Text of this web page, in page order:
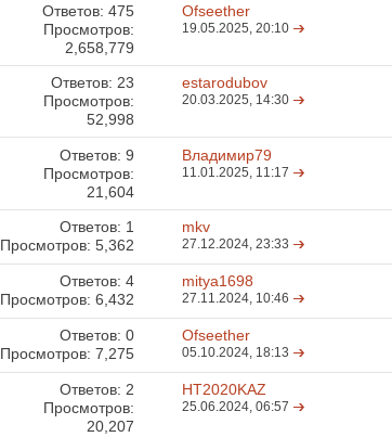
Ответов: 475
Просмотров:
2,658,779
Ofseether
19.05.2025,20:10
Ответов: 23
Просмотров:
52,998
estarodubov
20.03.2025, 14:30
Ответов: 9
Просмотров:
21,604
Владимир79
11.01.2025, 11:17
Ответов: 1
Просмотров: 5,362
mkv
27.12.2024,23:33
Ответов: 4
Просмотров: 6,432
mitya1698
27.11.2024, 10:46
Ответов: 0
Просмотров: 7,275
Ofseether
05.10.2024, 18:13
Ответов: 2
Просмотров:
20,207
HT2020KAZ
25.06.2024,06:57